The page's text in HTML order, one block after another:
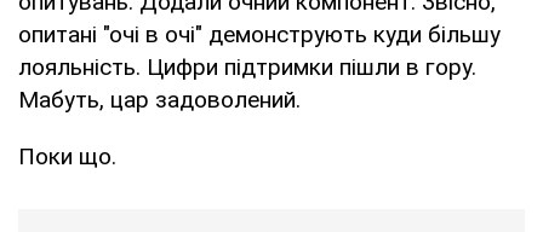
опитані "очі в очі" демонструють куди більшу
лояльність. Цифри підтримки пішли в гору.
Мабуть, цар задоволений.
Поки що.